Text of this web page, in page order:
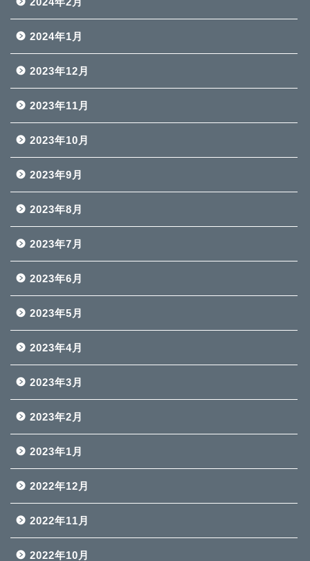
2024年1月
2023年12月
2023年11月
2023年10月
2023年9月
2023年8月
2023年7月
2023年6月
2023年5月
2023年4月
2023年3月
2023年2月
2023年1月
2022年12月
2022年11月
2022年10月